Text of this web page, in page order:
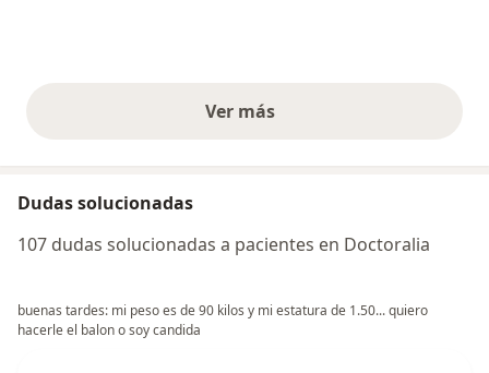
Ver másopiniones anteriores
Dudas solucionadas
107 dudas solucionadas a pacientes en Doctoralia
buenas tardes: mi peso es de 90 kilos y mi estatura de 1.50... quiero
hacerle el balon o soy candida